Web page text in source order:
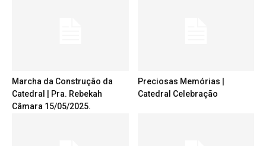
Marcha da Construção da
Catedral | Pra. Rebekah
Câmara 15/05/2025.
Preciosas Memórias |
Catedral Celebração